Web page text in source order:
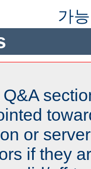
가
or
if they